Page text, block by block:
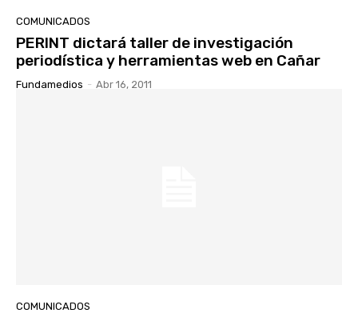
COMUNICADOS
PERINT dictará taller de investigación
periodística y herramientas web en Cañar
Fundamedios - Abr 16, 2011
COMUNICADOS